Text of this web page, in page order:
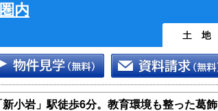
内
小岩」駅徒歩6分。教育環境も整った葛飾